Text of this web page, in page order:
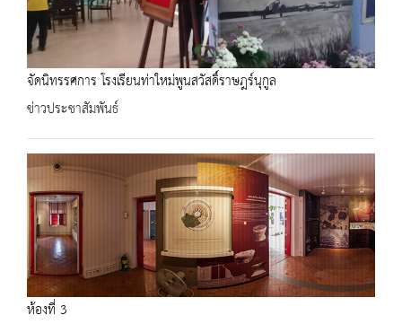
จัดนิทรรศการ โรงเรียนท่าใหม่พูนสวัสดิ์ราษฎร์นุกูล
ข่าวประชาสัมพันธ์
ห้องที่ 3